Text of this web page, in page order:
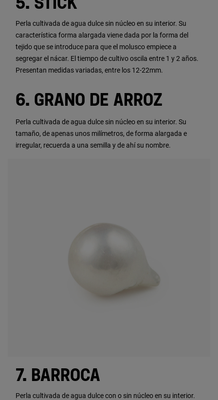
5. STICK
Perla cultivada de agua dulce sin núcleo en su interior. Su
característica forma alargada viene dada por la forma del
tejido que se introduce para que el molusco empiece a
segregar el nácar. El tiempo de cultivo oscila entre 1 y 2 años.
Presentan medidas variadas, entre los 12-22mm.
6. GRANO DE ARROZ
Perla cultivada de agua dulce sin núcleo en su interior. Su
tamaño, de apenas unos milímetros, de forma alargada e
irregular, recuerda a una semilla y de ahí su nombre.
7. BARROCA
Perla cultivada de agua dulce con o sin núcleo en su interior.